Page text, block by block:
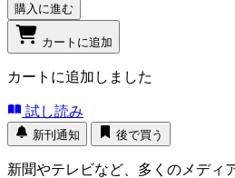
購入に進む
カートに追加
カートに追加しました
試し読み
新刊通知 後で買う
新聞やテレビなど、多くのメディ